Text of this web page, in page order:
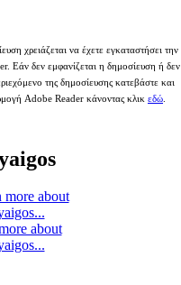
χρειάζεται να έχετε εγκαταστήσει την
Εάν δεν εμφανίζεται η δημοσίευση ή δεν
της δημοσίευσης κατεβάστε και
Adobe Reader κάνοντας κλικ εδώ
about